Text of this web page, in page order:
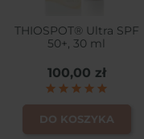
THIOSPOT® Ultra SPF
50+, 30 ml
100,00 zł
DO KOSZYKA